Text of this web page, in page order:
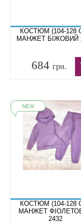
КОСТЮМ (104-128
МАНЖЕТ БІЖОВИЙ
684 грн.
КОСТЮМ (104-128
МАНЖЕТ
2432